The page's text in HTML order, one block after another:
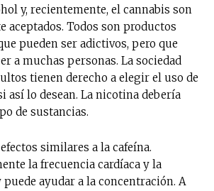
y, recientemente, el cannabis son
aceptados. Todos son productos
pueden ser adictivos, pero que
a muchas personas. La sociedad
tienen derecho a elegir el uso de
así lo desean. La nicotina debería
de sustancias.
similares a la cafeína.
la frecuencia cardíaca y la
ayudar a la concentración. A